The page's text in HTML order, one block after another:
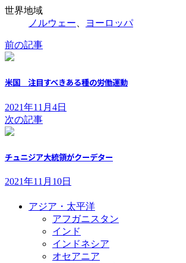
世界地域
ノルウェー
ヨーロッパ
前の記事
米国 注目すべきある種の労働運動
2021年11月4日
次の記事
チュニジア大統領がクーデター
2021年11月10日
アジア・太平洋
アフガニスタン
インド
インドネシア
オセアニア